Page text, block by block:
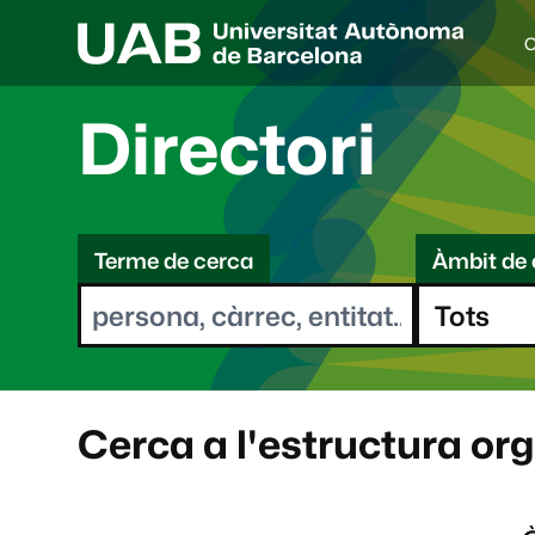
I
d
i
a
e
l
e
o
t
Directori
C
eTerme de cerca Àmbit de
Cerca a l'estructura